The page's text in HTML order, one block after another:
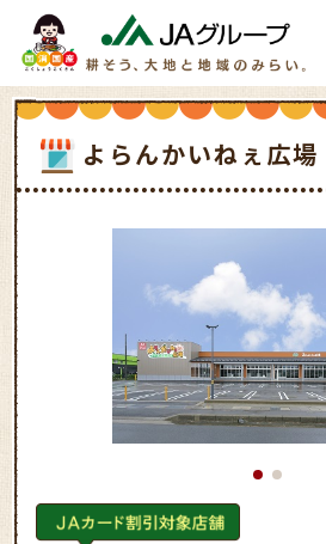
よらんかいねぇ広場